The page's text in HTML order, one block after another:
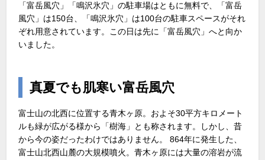
「富岳風穴」「鳴沢氷穴」の駐車場はともに無料で、「富岳
風穴」は150台、「鳴沢氷穴」は100台の駐車スペースがそれ
ぞれ用意されています。この日は先に「富岳風穴」へと向か
いました。
真夏でも肌寒い富岳風穴
富士山の北西に位置する青木ヶ原。およそ30平方キロメート
ルも緑が広がる様から「樹海」とも称されます。しかし、昔
から今の姿だったわけではありません。 864年に発生した、
富士山北西山麓の大規模噴火。青木ヶ原には大量の溶岩が流